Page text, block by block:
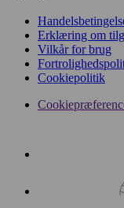
Erklæring om
Vilkår for brug
Cookiepolitik